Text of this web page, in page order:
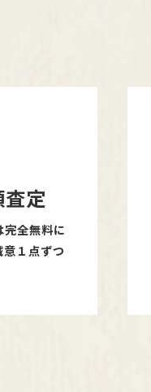
定
全無料に
１点ずつ